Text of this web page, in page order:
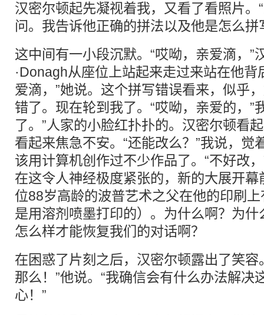
汉密尔顿起先凝视着我，又看了看照片。
问。我告诉他正确的拼法以及他是怎么拼
这中间有一小段沉默。“哎呦，亲爱滴，”
·Donagh从座位上站起来走过来站在他背
爱滴，”她说。这个拼写错误看来，似乎
错了。现在轮到我了。“哎呦，亲爱的，”
了。”人家的小脸红扑扑的。汉密尔顿看
看起来焦急不安。“还能改么？”我说，觉
该用计算机创作过不少作品了。“不好改
在这令人神经极度紧张的，新的大展开
位88岁高龄的波普艺术之父在他的印刷
是用溶剂喷墨打印的）。为什么啊？为
怎么样才能恢复我们的对话啊？
在困惑了片刻之后，汉密尔顿露出了笑容
那么！”他说。“我确信会有什么办法解决
心！”